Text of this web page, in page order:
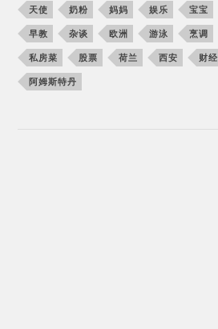
天使 奶粉 妈妈 娱乐 宝宝
早教 杂谈 欧洲 游泳 烹调
私房菜 股票 荷兰 西安 财经
阿姆斯特丹